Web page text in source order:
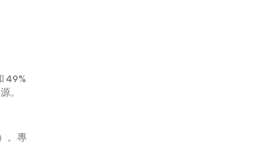
49%
。
。專